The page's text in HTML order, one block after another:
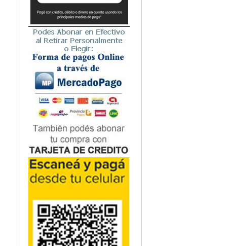
Medicina General
Medicina Interna
Microbiología
Nefrología
Neonatología / Pediatría
Neumología
Neuroanatomía / Neurociencia
Neurocirugía
Neurología
Nutrición
Odontología
Oftalmología
Oncología / Cuidados Paliativos
Ortopedía / Traumatología
Osteopatía
Otorrinolaringología
Podología
Psicología
Psiquiatría
Química